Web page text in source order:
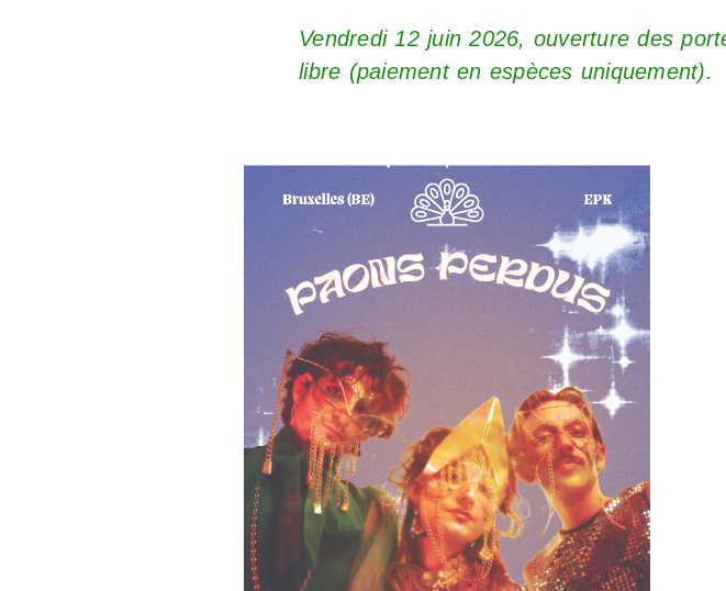
Vendredi 12 juin 2026, ouverture des
libre (paiement en espèces uniquement).